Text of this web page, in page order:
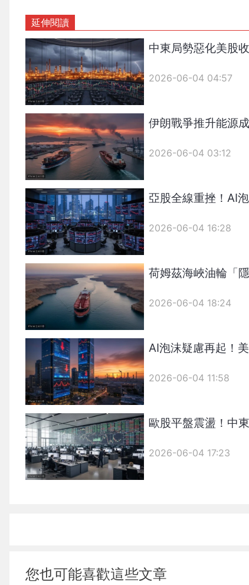
延伸閱讀
中東局勢惡化美股
2026-06-04 04:57
伊朗戰爭推升能源
2026-06-04 03:12
亞股全線重挫！AI
2026-06-04 16:28
荷姆茲海峽油輪「
2026-06-04 18:24
AI泡沫疑慮再起！
2026-06-04 11:58
歐股平盤震盪！中
2026-06-04 17:23
您也可能喜歡這些文章